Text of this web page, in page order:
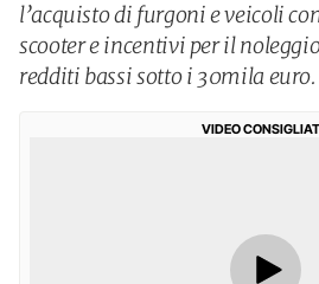
l’acquisto di furgoni e veicoli
scooter e incentivi per il
redditi bassi sotto i 30mila euro.
VIDEO